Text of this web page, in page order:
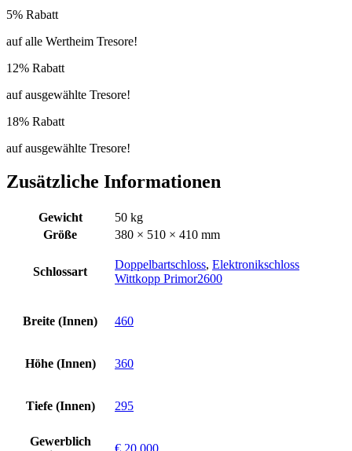
5% Rabatt
auf alle Wertheim Tresore!
12% Rabatt
auf ausgewählte Tresore!
18% Rabatt
auf ausgewählte Tresore!
Zusätzliche Informationen
Gewicht
50 kg
Größe
380 × 510 × 410 mm
Schlossart
Doppelbartschloss, Elektronikschloss
Wittkopp Primor2600
Breite (Innen) 460
Höhe (Innen) 360
Tiefe (Innen) 295
Gewerblich